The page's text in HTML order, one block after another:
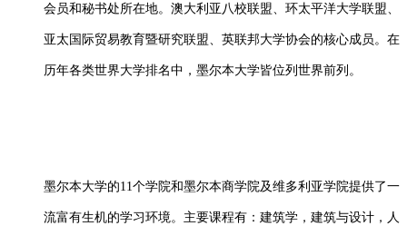
会员和秘书处所在地。澳大利亚八校联盟、环太平洋大学联盟、
亚太国际贸易教育暨研究联盟、英联邦大学协会的核心成员。在
历年各类世界大学排名中，墨尔本大学皆位列世界前列。
墨尔本大学的11个学院和墨尔本商学院及维多利亚学院提供了一
流富有生机的学习环境。主要课程有：建筑学，建筑与设计，人